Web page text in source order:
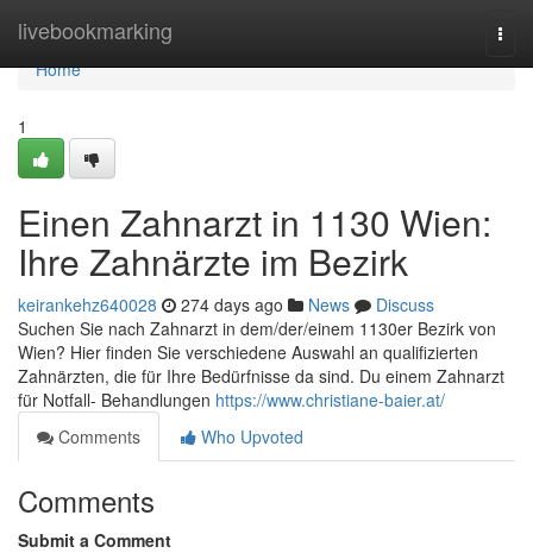
livebookmarking
Home
Home
1
Einen Zahnarzt in 1130 Wien:
Ihre Zahnärzte im Bezirk
keirankehz640028 274 days ago News
Discuss
Suchen Sie nach Zahnarzt in dem/der/einem 1130er Bezirk von
Wien? Hier finden Sie verschiedene Auswahl an qualifizierten
Zahnärzten, die für Ihre Bedürfnisse da sind. Du einem Zahnarzt
für Notfall- Behandlungen https://www.christiane-baier.at/
Comments
Who Upvoted
Comments
Submit a Comment